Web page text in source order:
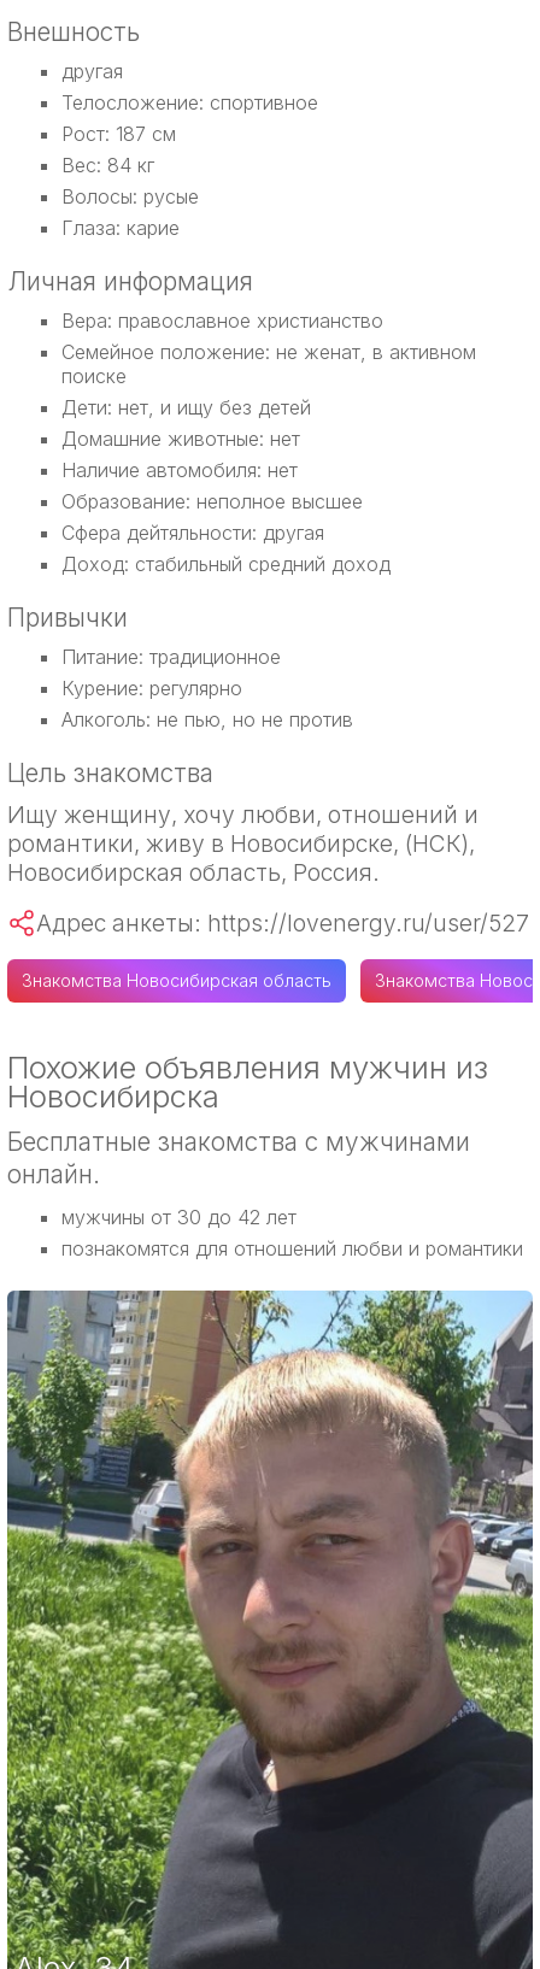
Внешность
другая
Телосложение: спортивное
Рост: 187 см
Вес: 84 кг
Волосы: русые
Глаза: карие
Личная информация
Вера: православное христианство
Семейное положение: не женат, в активном
поиске
Дети: нет, и ищу без детей
Домашние животные: нет
Наличие автомобиля: нет
Образование: неполное высшее
Сфера дейтяльности: другая
Доход: стабильный средний доход
Привычки
Питание: традиционное
Курение: регулярно
Алкоголь: не пью, но не против
Цель знакомства
Ищу женщину, хочу любви, отношений и
романтики, живу в Новосибирске, (НСК),
Новосибирская область, Россия.
Адрес анкеты: https://lovenergy.ru/user/527
Знакомства Новосибирская область Знакомства
Похожие объявления мужчин из
Новосибирска
Бесплатные знакомства с мужчинами
онлайн.
мужчины от 30 до 42 лет
познакомятся для отношений любви и романтики